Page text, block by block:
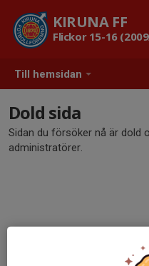
Till hemsidan
KIRUNA FF
Flickor 15-16
Dold sida
Sidan du försöker nå är dold
administratörer.